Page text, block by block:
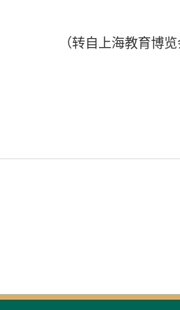
（转自上海教育博